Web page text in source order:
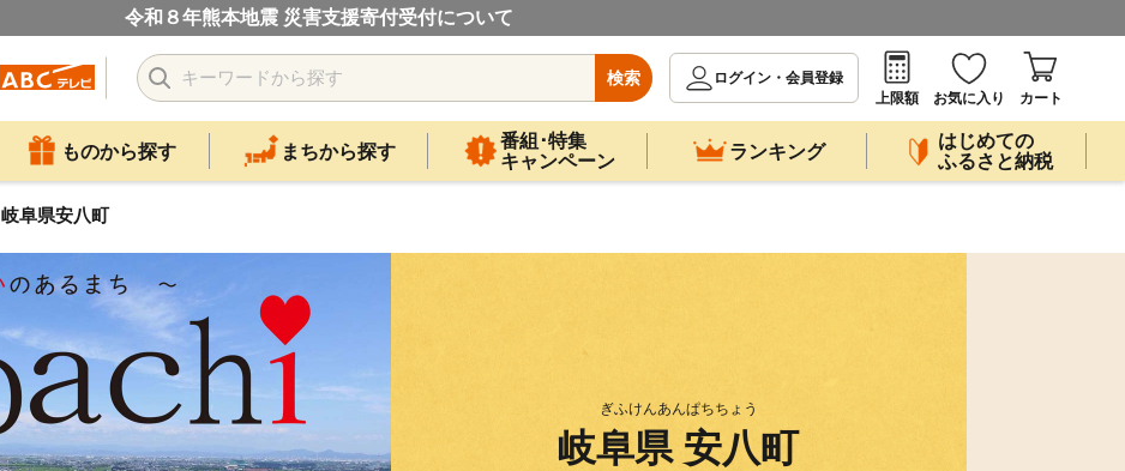
令和８年熊本地震 災害支援寄付受付について
検索
ログイン・会員登録
上限額
お気に入り カート
ものから探す まちから探す
番組･特集
キャンペーン
ランキング
はじめての
ふるさと納税
岐阜県安八町
ぎふけんあんぱちちょう
岐阜県 安八町